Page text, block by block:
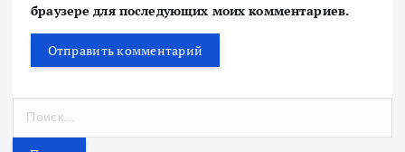
браузере для последующих моих комментариев.